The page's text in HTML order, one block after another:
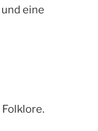
eine